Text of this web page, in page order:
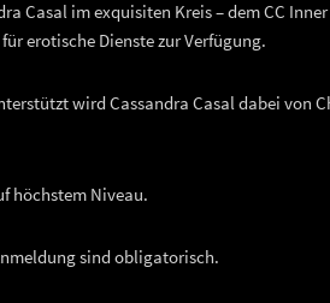
Casal im exquisiten Kreis – dem CC
erotische Dienste zur Verfügung.
wird Cassandra Casal dabei von
höchstem Niveau.
sind obligatorisch.